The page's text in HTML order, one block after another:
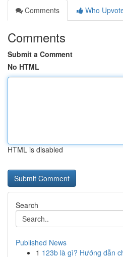
Comments
Who
Comments
Submit a Comment
No HTML
HTML is disabled
Search
Published News
1 123b là gì? Hướng dẫn